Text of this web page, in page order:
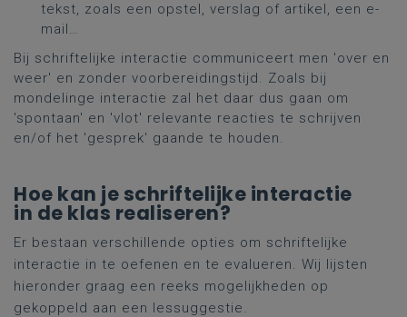
tekst, zoals een opstel, verslag of artikel, een e-
mail…
Bij schriftelijke interactie communiceert men 'over en
weer' en zonder voorbereidingstijd. Zoals bij
mondelinge interactie zal het daar dus gaan om
'spontaan' en 'vlot' relevante reacties te schrijven
en/of het 'gesprek' gaande te houden.
Hoe kan je schriftelijke interactie
in de klas realiseren?
Er bestaan verschillende opties om schriftelijke
interactie in te oefenen en te evalueren. Wij lijsten
hieronder graag een reeks mogelijkheden op
gekoppeld aan een lessuggestie.